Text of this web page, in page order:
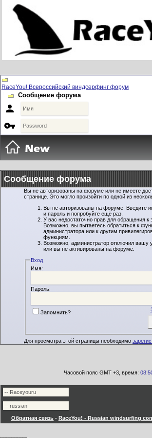
RaceYou! Всероссийский виндсерфинг форум
Сообщение форума


Сообщение форума
Вы не авторизованы на форуме или не имеете
странице. Это могло произойти по одной из
Вы не авторизованы на форуме. Введите
и пароль и попробуйте ещё раз.
У вас недостаточно прав для обращения к
Возможно, вы пытаетесь обратиться к
администратора или к другим
функциям.
Возможно, администратор отключил вашу
или вы не активированы на форуме.
Вход
Имя:
Пароль:
Запомнить?
Для просмотра этой страницы необходимо
Часовой пояс GMT +3, время:
Обратная связь - RaceYou! - Russian windsurfing